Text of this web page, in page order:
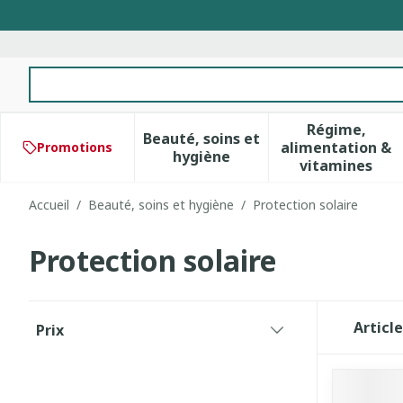
Promotions
Beauté, soins et
hygièneAfficher le sous-menu pour
Régime,
alimentation &
vitamines
Afficher
Accueil / Beauté, soins et hygiène / Protection solaire
Protection solaire
Prix